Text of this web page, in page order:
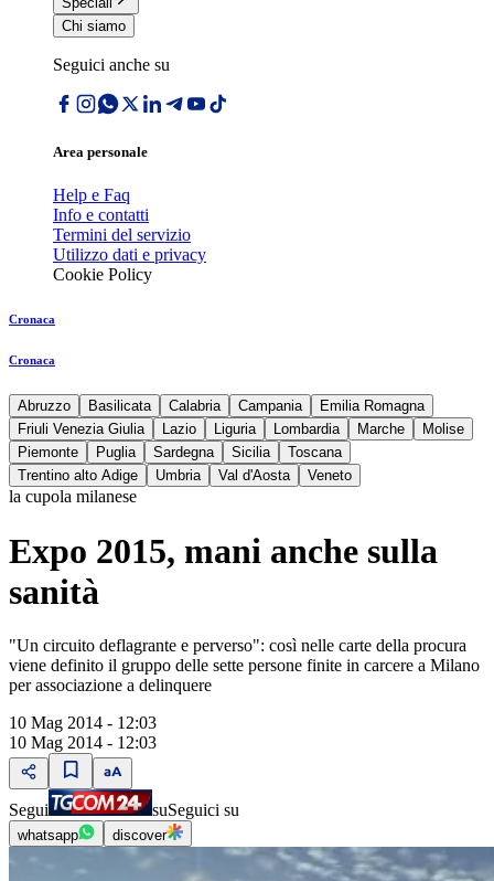
Chi siamo
Seguici anche su
Area personale
Help e Faq
Info e contatti
Termini del servizio
Utilizzo dati e privacy
Cookie Policy
Cronaca
Cronaca
Abruzzo Basilicata Calabria Campania
Emilia Romagna
Friuli Venezia Giulia
Lazio Liguria Lombardia Marche
Molise
Piemonte
Puglia Sardegna Sicilia
Toscana
Trentino alto Adige
Umbria Val d'Aosta Veneto
la cupola milanese
Expo 2015, mani anche sulla
sanità
"Un circuito deflagrante e perverso": così nelle carte della procura
viene definito il gruppo delle sette persone finite in carcere a Milano
per associazione a delinquere
10 Mag 2014 - 12:03
10 Mag 2014 - 12:03
Segui suSeguici su
whatsapp discover